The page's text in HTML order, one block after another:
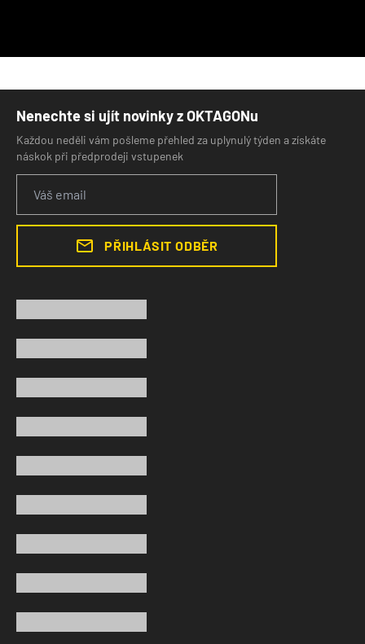
Nenechte si ujít novinky z OKTAGONu
Každou neděli vám pošleme přehled za uplynulý týden a získáte
náskok při předprodeji vstupenek
PŘIHLÁSIT ODBĚR